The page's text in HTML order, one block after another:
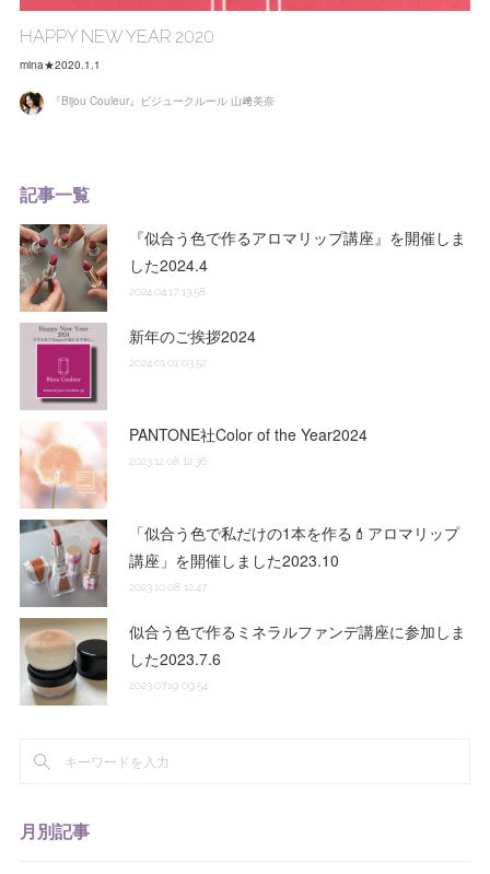
HAPPY NEW YEAR 2020
mina★2020.1.1
『Bijou Couleur』ビジュークルール 山﨑美奈
記事一覧
『似合う色で作るアロマリップ講座』を開催しま
した2024.4
2024.04.17 13:58
新年のご挨拶2024
2024.01.01 03:52
PANTONE社Color of the Year2024
2023.12.08 12:36
「似合う色で私だけの1本を作る💄アロマリップ
講座」を開催しました2023.10
2023.10.08 12:47
似合う色で作るミネラルファンデ講座に参加しま
した2023.7.6
2023.07.19 09:54
月別記事